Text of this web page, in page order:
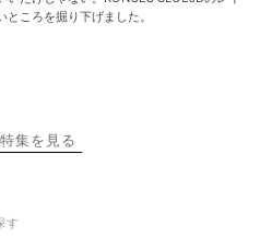
ところを掘り下げました。
集を見る
す